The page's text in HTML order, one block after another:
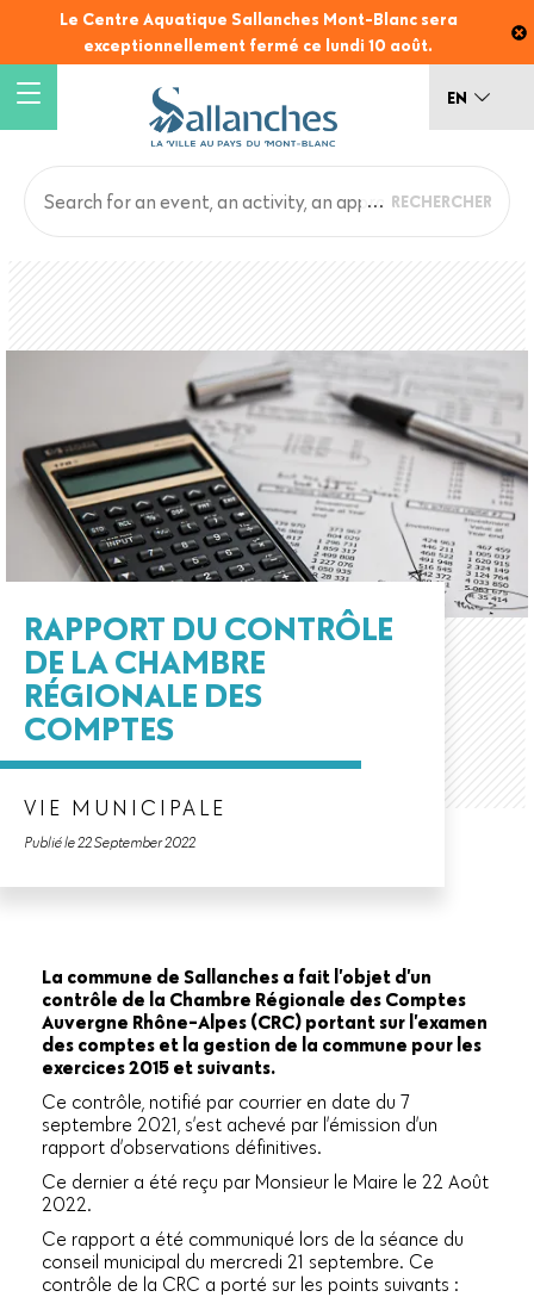
main
content
Le Centre Aquatique Sallanches Mont-Blanc sera
exceptionnellement fermé ce lundi 10 août.
EN
RAPPORT DU CONTRÔLE
DE LA CHAMBRE
RÉGIONALE DES
COMPTES
VIE MUNICIPALE
Publié le 22 September 2022
La commune de Sallanches a fait l’objet d’un
contrôle de la Chambre Régionale des Comptes
Auvergne Rhône-Alpes (CRC) portant sur l’examen
des comptes et la gestion de la commune pour les
exercices 2015 et suivants.
Ce contrôle, notifié par courrier en date du 7
septembre 2021, s’est achevé par l’émission d’un
rapport d’observations définitives.
Ce dernier a été reçu par Monsieur le Maire le 22 Août
2022.
Ce rapport a été communiqué lors de la séance du
conseil municipal du mercredi 21 septembre. Ce
contrôle de la CRC a porté sur les points suivants :